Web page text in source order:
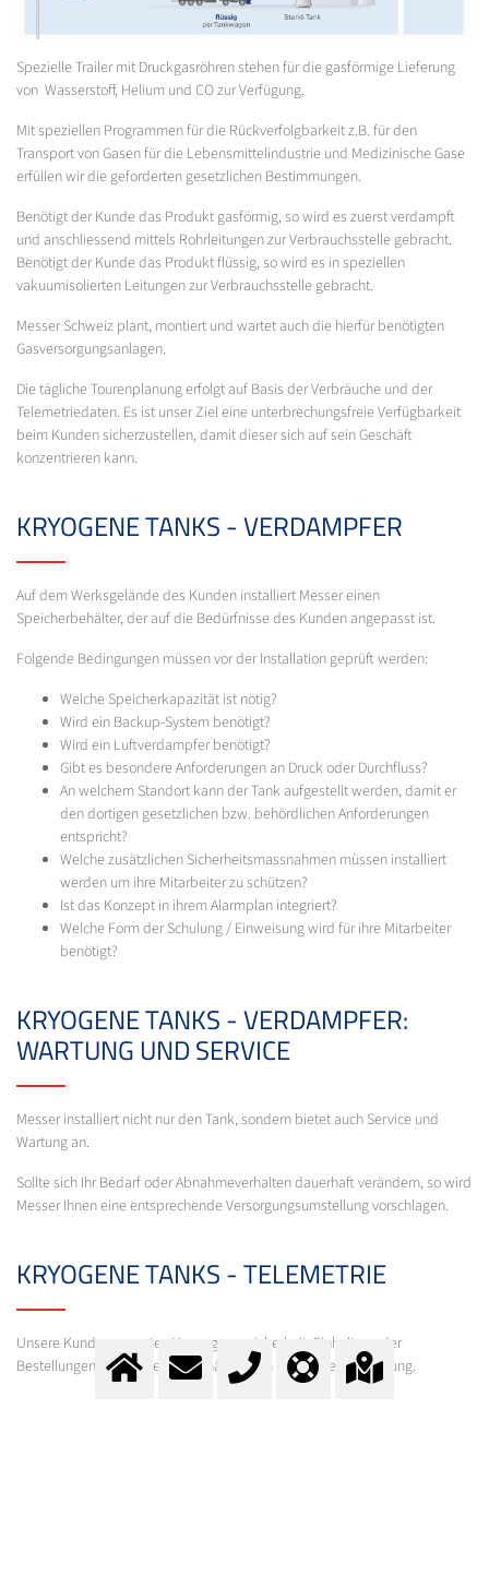
Spezielle Trailer mit Druckgasröhren stehen für die gasförmige Lieferung
von Wasserstoff, Helium und CO zur Verfügung.
Mit speziellen Programmen für die Rückverfolgbarkeit z.B. für den
Transport von Gasen für die Lebensmittelindustrie und Medizinische Gase
erfüllen wir die geforderten gesetzlichen Bestimmungen.
Benötigt der Kunde das Produkt gasförmig, so wird es zuerst verdampft
und anschliessend mittels Rohrleitungen zur Verbrauchsstelle gebracht.
Benötigt der Kunde das Produkt flüssig, so wird es in speziellen
vakuumisolierten Leitungen zur Verbrauchsstelle gebracht.
Messer Schweiz plant, montiert und wartet auch die hierfür benötigten
Gasversorgungsanlagen.
Die tägliche Tourenplanung erfolgt auf Basis der Verbräuche und der
Telemetriedaten. Es ist unser Ziel eine unterbrechungsfreie Verfügbarkeit
beim Kunden sicherzustellen, damit dieser sich auf sein Geschäft
konzentrieren kann.
KRYOGENE TANKS - VERDAMPFER
Auf dem Werksgelände des Kunden installiert Messer einen
Speicherbehälter, der auf die Bedürfnisse des Kunden angepasst ist.
Folgende Bedingungen müssen vor der Installation geprüft werden:
Welche Speicherkapazität ist nötig?
Wird ein Backup-System benötigt?
Wird ein Luftverdampfer benötigt?
Gibt es besondere Anforderungen an Druck oder Durchfluss?
An welchem Standort kann der Tank aufgestellt werden, damit er
den dortigen gesetzlichen bzw. behördlichen Anforderungen
entspricht?
Welche zusätzlichen Sicherheitsmassnahmen müssen installiert
werden um ihre Mitarbeiter zu schützen?
Ist das Konzept in ihrem Alarmplan integriert?
Welche Form der Schulung / Einweisung wird für ihre Mitarbeiter
benötigt?
KRYOGENE TANKS - VERDAMPFER:
WARTUNG UND SERVICE
Messer installiert nicht nur den Tank, sondern bietet auch Service und
Wartung an.
Sollte sich Ihr Bedarf oder Abnahmeverhalten dauerhaft verändern, so wird
Messer Ihnen eine entsprechende Versorgungsumstellung vorschlagen.
KRYOGENE TANKS - TELEMETRIE
Unsere Kunden erwarten Versorgungssicherheit, Einhaltung der
Bestellungen und Fristen, unabhängig von der Art der Versorgung.